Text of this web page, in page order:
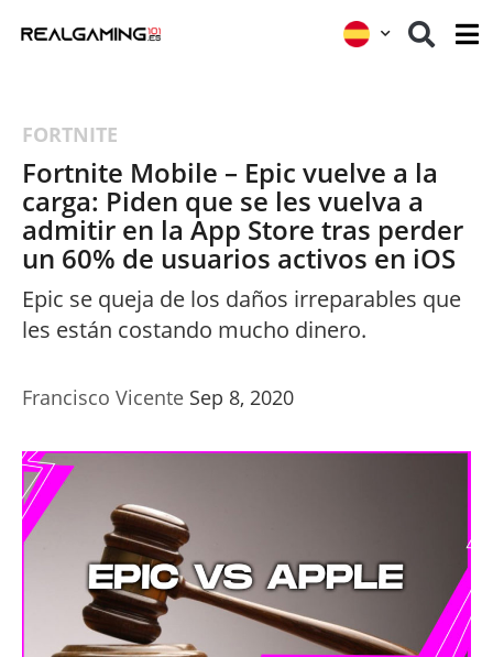
FORTNITE
Fortnite Mobile – Epic vuelve a la
carga: Piden que se les vuelva a
admitir en la App Store tras perder
un 60% de usuarios activos en iOS
Epic se queja de los daños irreparables que
les están costando mucho dinero.
Francisco Vicente Sep 8, 2020